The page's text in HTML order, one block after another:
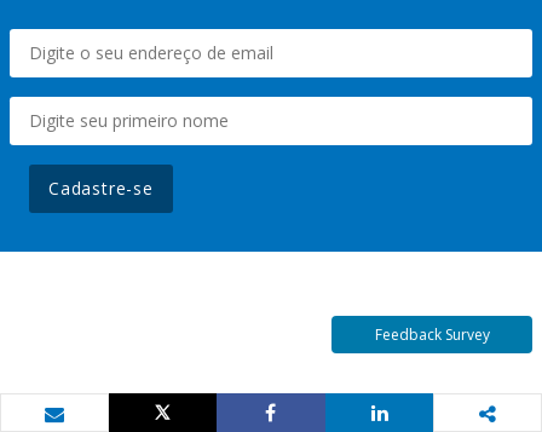
Cadastre-se
Feedback Survey